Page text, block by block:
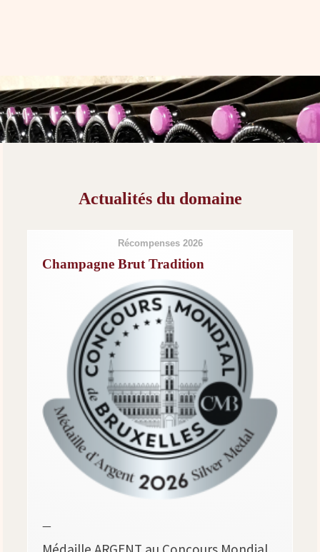
Actualités du domaine
Récompenses 2026
Champagne Brut Tradition
—